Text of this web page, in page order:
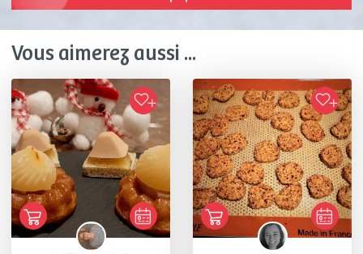
Vous aimerez aussi ...